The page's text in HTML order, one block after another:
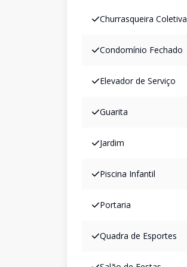
Churrasqueira Coletiva
Condomínio Fechado
Elevador de Serviço
Guarita
Jardim
Piscina Infantil
Portaria
Quadra de Esportes